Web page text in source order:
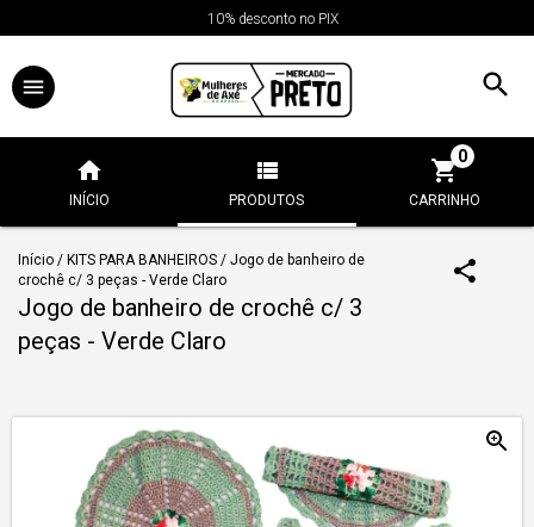
10% desconto no PIX
INÍCIO PRODUTOS CARRINHO
0
Início / KITS PARA BANHEIROS / Jogo de banheiro de
crochê c/ 3 peças - Verde Claro
Jogo de banheiro de crochê c/ 3
peças - Verde Claro